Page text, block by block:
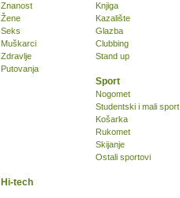
Znanost
Žene
Seks
Muškarci
Zdravlje
Putovanja
Knjiga
Kazalište
Glazba
Clubbing
Stand up
Sport
Nogomet
Studentski i mali sport
Košarka
Rukomet
Skijanje
Ostali sportovi
Hi-tech